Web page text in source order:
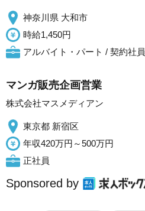
神奈川県 大和市
時給1,450円
アルバイト・パート / 契約社員
マンガ販売企画営業
株式会社マスメディアン
東京都 新宿区
年収420万円～500万円
正社員
Sponsored by